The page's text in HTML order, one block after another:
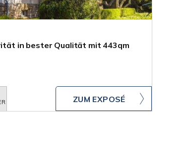
in bester Qualität mit 443qm
ZUM EXPOSÉ